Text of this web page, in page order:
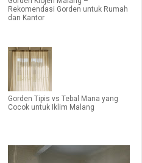
Rekomendasi Gorden untuk Rumah
dan Kantor
Gorden Tipis vs Tebal Mana yang
Cocok untuk Iklim Malang